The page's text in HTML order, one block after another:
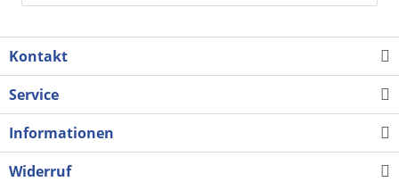
Kontakt
Service
Informationen
Widerruf